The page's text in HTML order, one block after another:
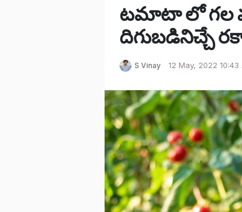
టమాటా లో గల
దిగుబడినిచ్చే
S Vinay 12 May, 2022 10:43